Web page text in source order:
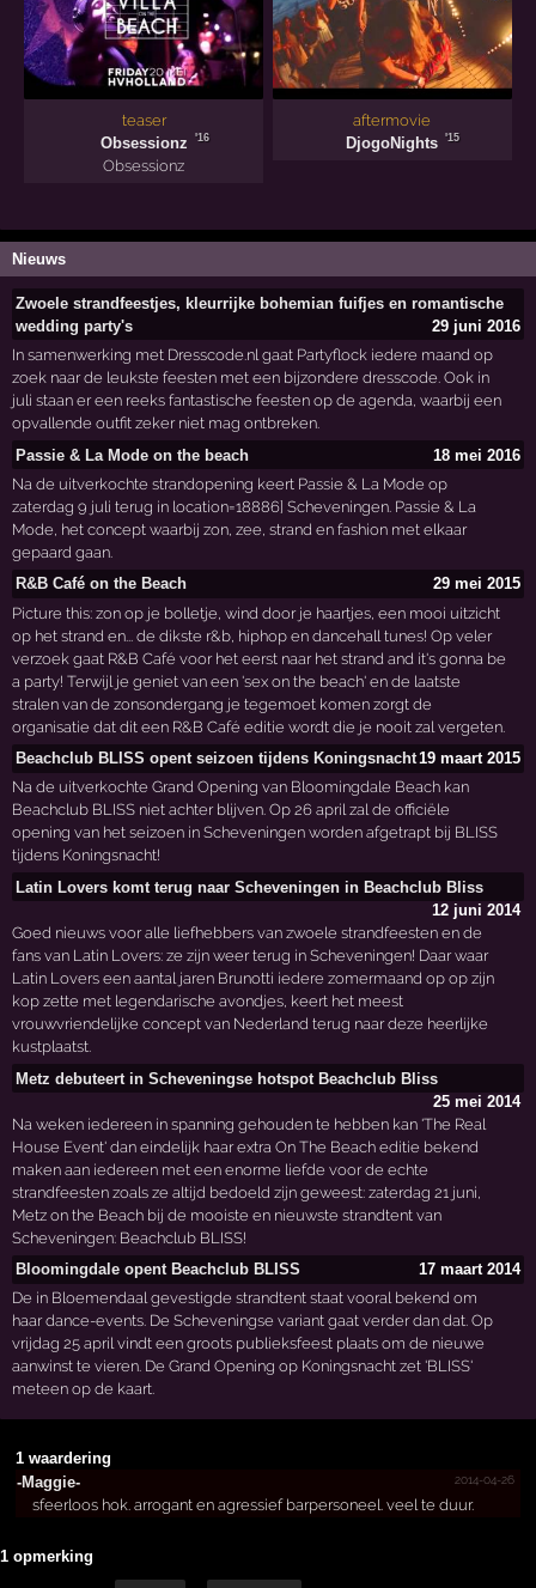
teaser
Obsessionz
'16
Obsessionz
aftermovie
DjogoNights
'15
Nieuws
Zwoele strandfeestjes, kleurrijke bohemian fuifjes en romantische
wedding party's
29 juni 2016
In samenwerking met Dresscode.nl gaat Partyflock iedere maand op
zoek naar de leukste feesten met een bijzondere dresscode. Ook in
juli staan er een reeks fantastische feesten op de agenda, waarbij een
opvallende outfit zeker niet mag ontbreken.
Passie & La Mode on the beach
18 mei 2016
Na de uitverkochte strandopening keert Passie & La Mode op
zaterdag 9 juli terug in location=18886] Scheveningen. Passie & La
Mode, het concept waarbij zon, zee, strand en fashion met elkaar
gepaard gaan.
R&B Café on the Beach
29 mei 2015
Picture this: zon op je bolletje, wind door je haartjes, een mooi uitzicht
op het strand en... de dikste r&b, hiphop en dancehall tunes! Op veler
verzoek gaat R&B Café voor het eerst naar het strand and it's gonna be
a party! Terwijl je geniet van een 'sex on the beach' en de laatste
stralen van de zonsondergang je tegemoet komen zorgt de
organisatie dat dit een R&B Café editie wordt die je nooit zal vergeten.
Beachclub BLISS opent seizoen tijdens Koningsnacht19 maart 2015
Na de uitverkochte Grand Opening van Bloomingdale Beach kan
Beachclub BLISS niet achter blijven. Op 26 april zal de officiële
opening van het seizoen in Scheveningen worden afgetrapt bij BLISS
tijdens Koningsnacht!
Latin Lovers komt terug naar Scheveningen in Beachclub Bliss
12 juni 2014
Goed nieuws voor alle liefhebbers van zwoele strandfeesten en de
fans van Latin Lovers: ze zijn weer terug in Scheveningen! Daar waar
Latin Lovers een aantal jaren Brunotti iedere zomermaand op op zijn
kop zette met legendarische avondjes, keert het meest
vrouwvriendelijke concept van Nederland terug naar deze heerlijke
kustplaatst.
Metz debuteert in Scheveningse hotspot Beachclub Bliss
25 mei 2014
Na weken iedereen in spanning gehouden te hebben kan 'The Real
House Event' dan eindelijk haar extra On The Beach editie bekend
maken aan iedereen met een enorme liefde voor de echte
strandfeesten zoals ze altijd bedoeld zijn geweest: zaterdag 21 juni,
Metz on the Beach bij de mooiste en nieuwste strandtent van
Scheveningen: Beachclub BLISS!
Bloomingdale opent Beachclub BLISS
17 maart 2014
De in Bloemendaal gevestigde strandtent staat vooral bekend om
haar dance-events. De Scheveningse variant gaat verder dan dat. Op
vrijdag 25 april vindt een groots publieksfeest plaats om de nieuwe
aanwinst te vieren. De Grand Opening op Koningsnacht zet 'BLISS'
meteen op de kaart.
1 waardering
-Maggie-
2014-04-26
sfeerloos hok. arrogant en agressief barpersoneel. veel te duur.
1 opmerking